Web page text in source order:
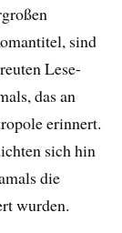
sind
Lese-
das an
erinnert.
sich hin
die
wurden.